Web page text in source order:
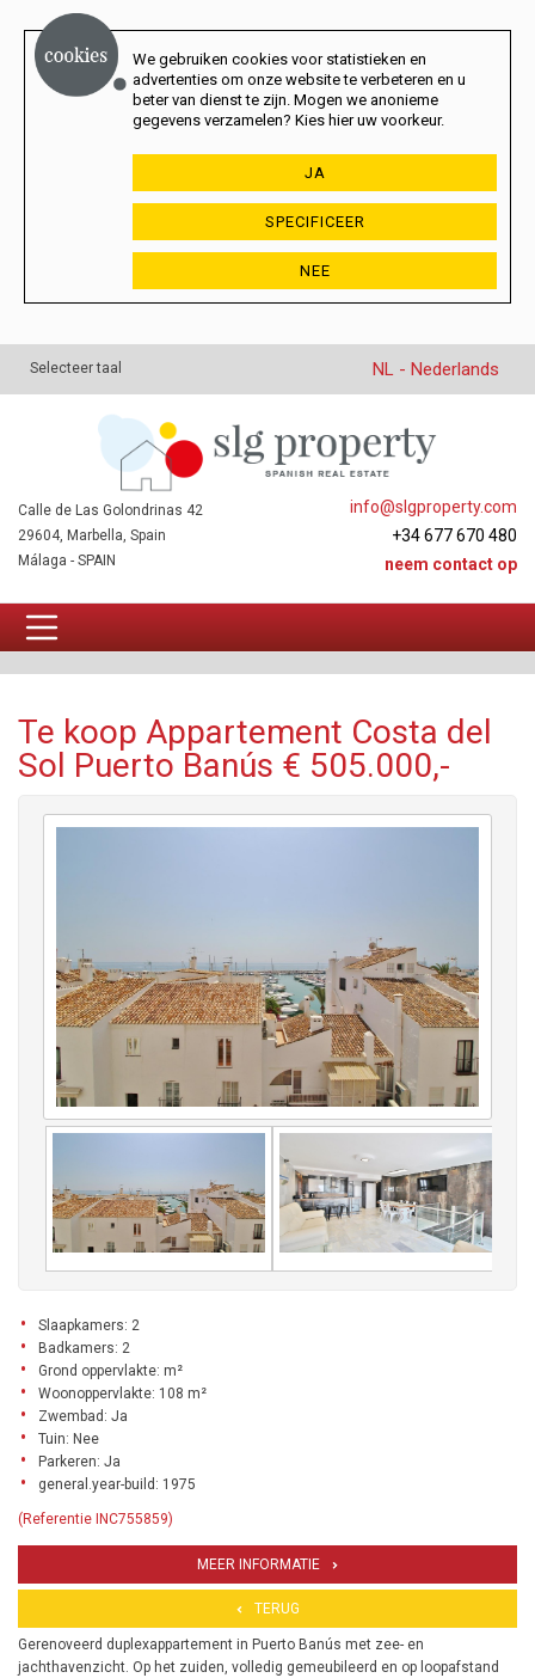
We gebruiken cookies voor statistieken en
advertenties om onze website te verbeteren en u
beter van dienst te zijn. Mogen we anonieme
gegevens verzamelen? Kies hier uw voorkeur.
JA
SPECIFICEER
NEE
Selecteer taal NL - Nederlands
info@slgproperty.com
+34 677 670 480
neem contact op
Calle de Las Golondrinas 42
29604, Marbella, Spain
Málaga - SPAIN
Te koop Appartement Costa del
Sol Puerto Banús € 505.000,-
Slaapkamers: 2
Badkamers: 2
Grond oppervlakte: m²
Woonoppervlakte: 108 m²
Zwembad: Ja
Tuin: Nee
Parkeren: Ja
general.year-build: 1975
(Referentie INC755859)
MEER INFORMATIE
TERUG
Gerenoveerd duplexappartement in Puerto Banús met zee- en
jachthavenzicht. Op het zuiden, volledig gemeubileerd en op loopafstand